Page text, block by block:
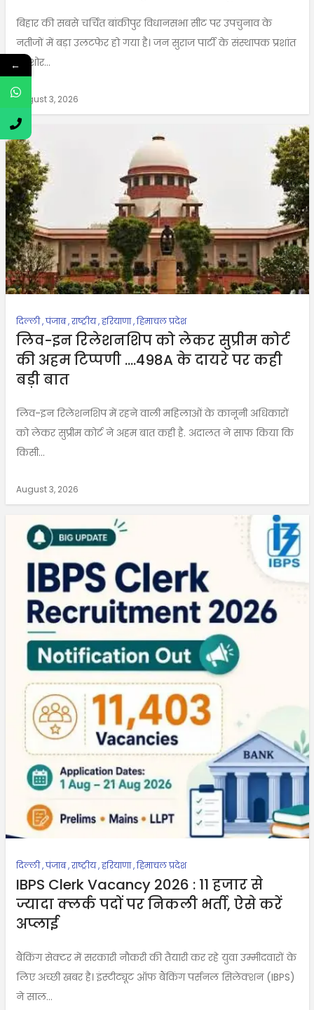
बिहार की सबसे चर्चित बांकीपुर विधानसभा सीट पर उपचुनाव के
नतीजों में बड़ा उलटफेर हो गया है। जन सुराज पार्टी के संस्थापक प्रशांत
किशोर...
August 3, 2026
दिल्ली,पंजाब,राष्ट्रीय,हरियाणा,हिमाचल प्रदेश
लिव-इन रिलेशनशिप को लेकर सुप्रीम कोर्ट
की अहम टिप्पणी ….498A के दायरे पर कही
बड़ी बात
लिव-इन रिलेशनशिप में रहने वाली महिलाओं के कानूनी अधिकारों
को लेकर सुप्रीम कोर्ट ने अहम बात कही है. अदालत ने साफ किया कि
किसी...
August 3, 2026
दिल्ली,पंजाब,राष्ट्रीय,हरियाणा,हिमाचल प्रदेश
IBPS Clerk Vacancy 2026 : 11 हजार से
ज्यादा क्लर्क पदों पर निकली भर्ती, ऐसे करें
अप्लाई
बैंकिंग सेक्टर में सरकारी नौकरी की तैयारी कर रहे युवा उम्मीदवारों के
लिए अच्छी खबर है। इंस्टीट्यूट ऑफ बैंकिंग पर्सनल सिलेक्शन (IBPS)
ने साल...
←